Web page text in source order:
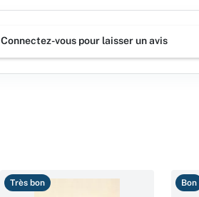
Connectez-vous pour laisser un avis
Très bon Bon